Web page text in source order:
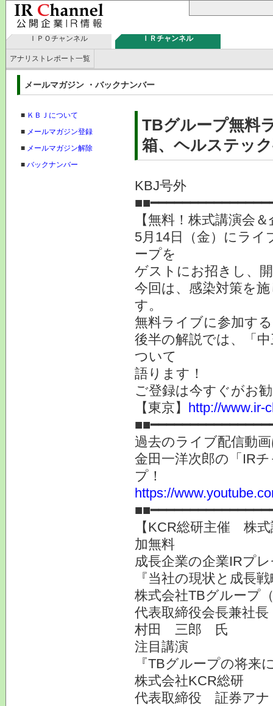
ＩＰＯチャンネル ＩＲチャンネル
アナリストレポート一覧
メールマガジン ・バックナンバー
■ ＫＢＪについて
■ メールマガジン登録
■ メールマガジン解除
■ バックナンバー
TBグループ無料
箱、ヘルステッ
KBJ号外
【無料！株式講演会
5月14日（金）にライ
ープを
ゲストにお招きし、
今回は、感染対策を
す。
無料ライブに参加す
後半の解説では、「
ついて
語ります！
ご登録は今すぐがお
【東京】 http://www.ir-
過去のライブ配信動
金田一洋次郎の「IR
プ！
https://
【KCR総研主催 株
加無料
成長企業の企業IRプ
『当社の現状と成長
株式会社TBグループ
代表取締役会長兼社長
村田 三郎 氏
注目講演
『TBグループの将来
株式会社KCR総研
代表取締役 証券ア